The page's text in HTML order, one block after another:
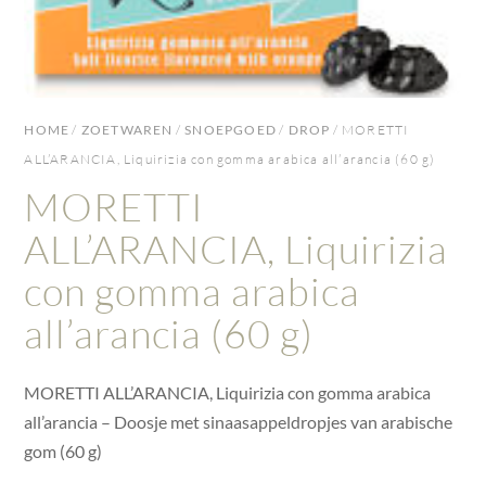
HOME / ZOETWAREN /SNOEPGOED / DROP / MORETTI
ALL’ARANCIA, Liquirizia con gomma arabica all’arancia (60 g)
MORETTI
ALL’ARANCIA, Liquirizia
con gomma arabica
all’arancia (60 g)
MORETTI ALL’ARANCIA, Liquirizia con gomma arabica
all’arancia – Doosje met sinaasappeldropjes van arabische
gom (60 g)